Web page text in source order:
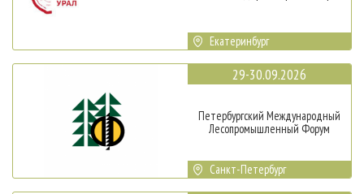
Екатеринбург
29-30.09.2026
Петербургский Международный
Лесопромышленный Форум
Санкт-Петербург